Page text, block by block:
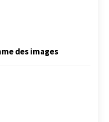
des images